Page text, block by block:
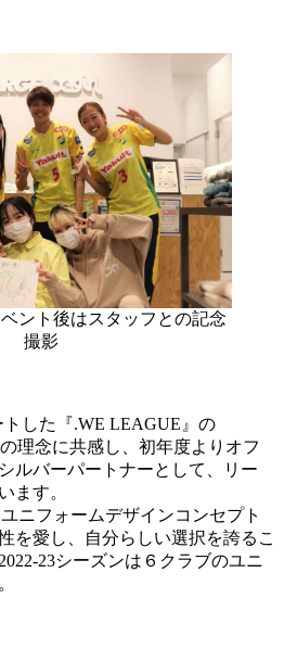
ント後はスタッフとの記念
撮影
した『.WE LEAGUE』の
の理念に共感し、初年度よりオフ
ルバーパートナーとして、リー
ます。
ニフォームデザインコンセプト
を愛し、自分らしい選択を誇るこ
23シーズンは６クラブのユニ